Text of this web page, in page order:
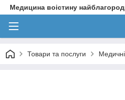
Медицина воістину
Товари та послуги